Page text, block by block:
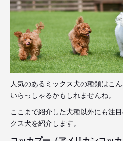
人気のあるミックス犬の種類はこ
いらっしゃるかもしれませんね。
ここまで紹介した犬種以外にも注
クス犬を紹介します。